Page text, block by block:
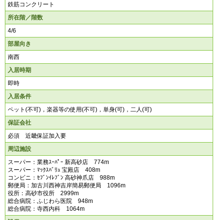
鉄筋コンクリート
所在階／階数
4/6
部屋向き
南西
入居時期
即時
入居条件
ペット(不可)，楽器等の使用(不可)，単身(可)，二人(可)
保証会社
必須 近畿保証加入要
周辺施設
スーパー：業務ｽｰﾊﾟｰ 新高砂店 774m
スーパー：ﾏｯｸｽﾊﾞﾘｭ 宝殿店 408m
コンビニ：ｾﾌﾞﾝｲﾚﾌﾞﾝ 高砂神爪店 988m
郵便局：加古川西神吉岸簡易郵便局 1096m
役所：高砂市役所 2999m
総合病院：ふじわら医院 948m
総合病院：寺西内科 1064m